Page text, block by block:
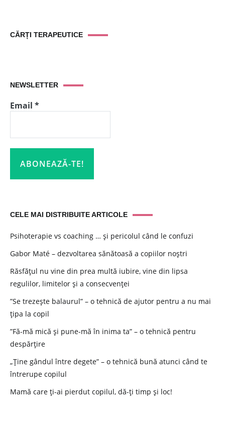
CĂRȚI TERAPEUTICE
NEWSLETTER
Email *
CELE MAI DISTRIBUITE ARTICOLE
Psihoterapie vs coaching … și pericolul când le confuzi
Gabor Maté – dezvoltarea sănătoasă a copiilor noștri
Răsfățul nu vine din prea multă iubire, vine din lipsa
regulilor, limitelor și a consecvenței
”Se trezește balaurul” – o tehnică de ajutor pentru a nu mai
țipa la copil
”Fă-mă mică și pune-mă în inima ta” – o tehnică pentru
despărțire
„Ține gândul între degete” – o tehnică bună atunci când te
întrerupe copilul
Mamă care ți-ai pierdut copilul, dă-ți timp și loc!